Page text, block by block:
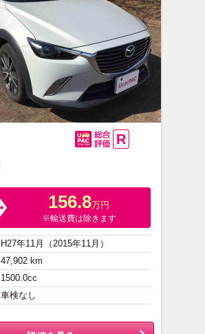
R
156.8万円
※輸送費は除きます
H27年11月（2015年11月）
47,902 km
1500.0cc
車検なし